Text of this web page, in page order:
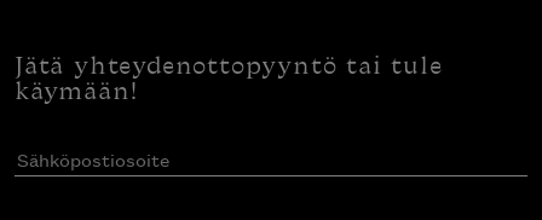
Jätä yhteydenottopyyntö tai tule
käymään!
Sähköpostiosoite(Pakollinen)